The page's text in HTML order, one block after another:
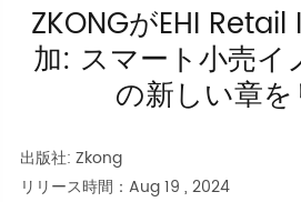
ZKONGがEHI
加: スマート小売イ
の新しい章
出版社: Zkong
リリース時間：Aug 19 , 2024